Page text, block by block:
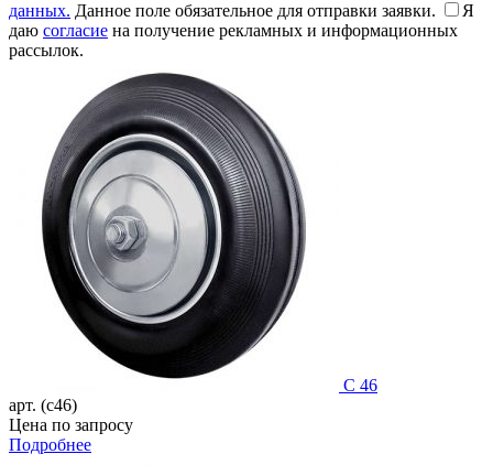
данных. Данное поле обязательное для отправки заявки.
Я
даю согласие на получение рекламных и информационных
рассылок.
C 46
арт. (c46)
Цена по запросу
Подробнее